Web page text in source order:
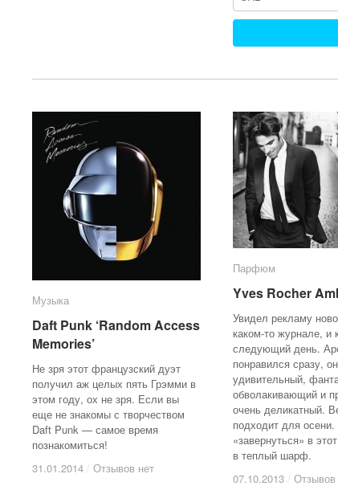
Музыка
Daft Punk ‘Random Access
Memories’
Не зря этот французский дуэт
получил аж целых пять Грэмми в
этом году, ох не зря. Если вы
еще не знакомы с творчеством
Daft Punk — самое время
познакомиться!
31.01.2014 / Отзывов нет
Музыка
Daft Punk ‘Random Access
Memories’
31.01.2014 / Отзывов нет
Парфюм
Yves Rocher
Увидел рекламу
каком-то журнале, и
следующий день.
понравился сразу,
удивительный,
обволакивающий и
очень деликатный.
подходит для
«завернуться» в
в теплый шарф.
07.10.2013 / Отзывов
Парфюм
Yves Rocher
07.10.2013 / Отзывов